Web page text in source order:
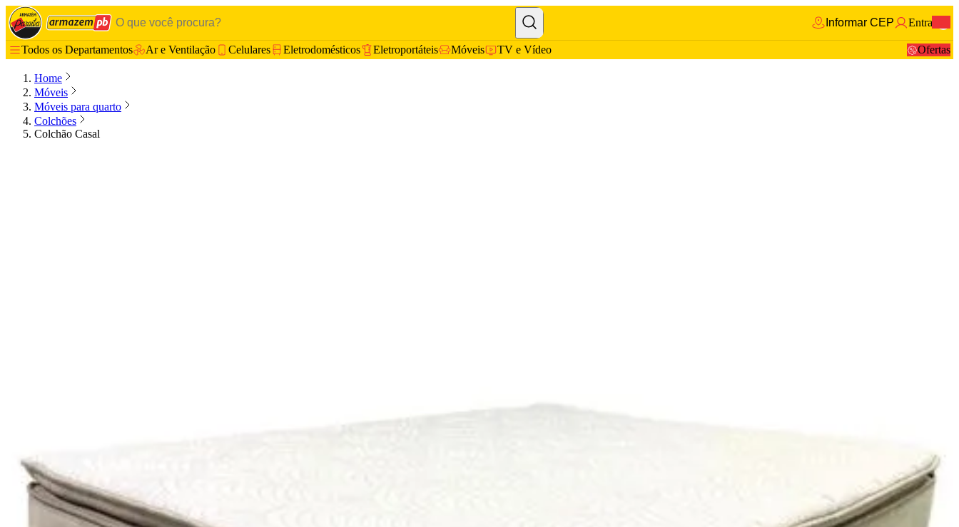
Informar CEP Entrar
Todos os Departamentos Ar e Ventilação Celulares Eletrodomésticos Eletroportáteis Móveis TV e Vídeo Ofertas
Home
Móveis
Móveis para quarto
Colchões
Colchão Casal